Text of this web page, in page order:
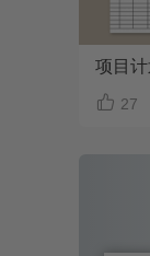
项目
 27